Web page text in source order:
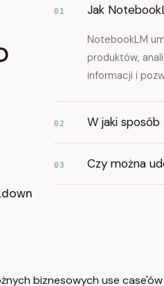
01 Jak
NotebookLM
produktów,
informacji i
02 W jaki
03 Czy można
biznesowych use